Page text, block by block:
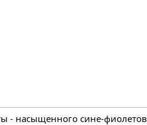
- насыщенного сине-